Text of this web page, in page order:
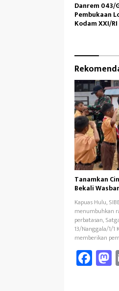
Danrem 043/
Pembukaan
Kodam XXI/RI
Tanamkan
Bekali
Kapuas Hulu,
menumbuhkan
perbatasan,
13/Nanggala/1/1
memberikan
Fa
ce